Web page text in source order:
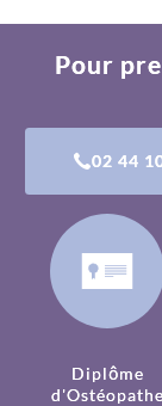
Pour
02 44
Diplôme
d'Ostéopathe